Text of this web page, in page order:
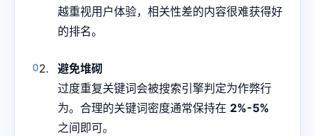
越重视用户体验，相关性差的内容很难获得好
的排名。
避免堆砌
过度重复关键词会被搜索引擎判定为作弊行
为。合理的关键词密度通常保持在 2%-5%
之间即可。